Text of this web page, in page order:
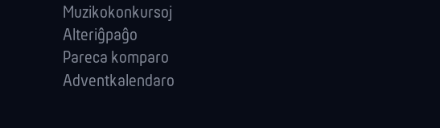
Muzikokonkursoj
Alteriĝpaĝo
Pareca komparo
Adventkalendaro